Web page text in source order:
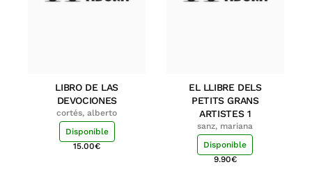
LIBRO DE LAS
DEVOCIONES
cortés, alberto
Disponible
15.00€
EL LLIBRE DELS
PETITS GRANS
ARTISTES 1
sanz, mariana
Disponible
9.90€